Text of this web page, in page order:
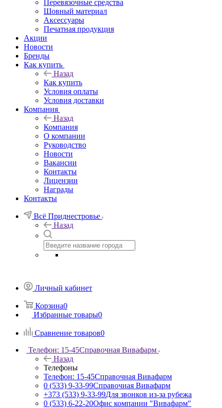
Перевязочные средства
Шовный материал
Аксессуары
Печатная продукция
Акции
Новости
Бренды
Как купить
Назад
Как купить
Условия оплаты
Условия доставки
Компания
Назад
Компания
О компании
Руководство
Новости
Вакансии
Контакты
Лицензии
Награды
Контакты
Всё Приднестровье
Назад
Личный кабинет
Корзина0
Избранные товары0
Сравнение товаров0
Телефон: 15-45Справочная Вивафарм
Назад
Телефоны
Телефон: 15-45Справочная Вивафарм
0 (533) 9-33-99Справочная Вивафарм
+373 (533) 9-33-99Для звонков из-за рубежа
0 (533) 6-22-20Офис компании "Вивафарм"